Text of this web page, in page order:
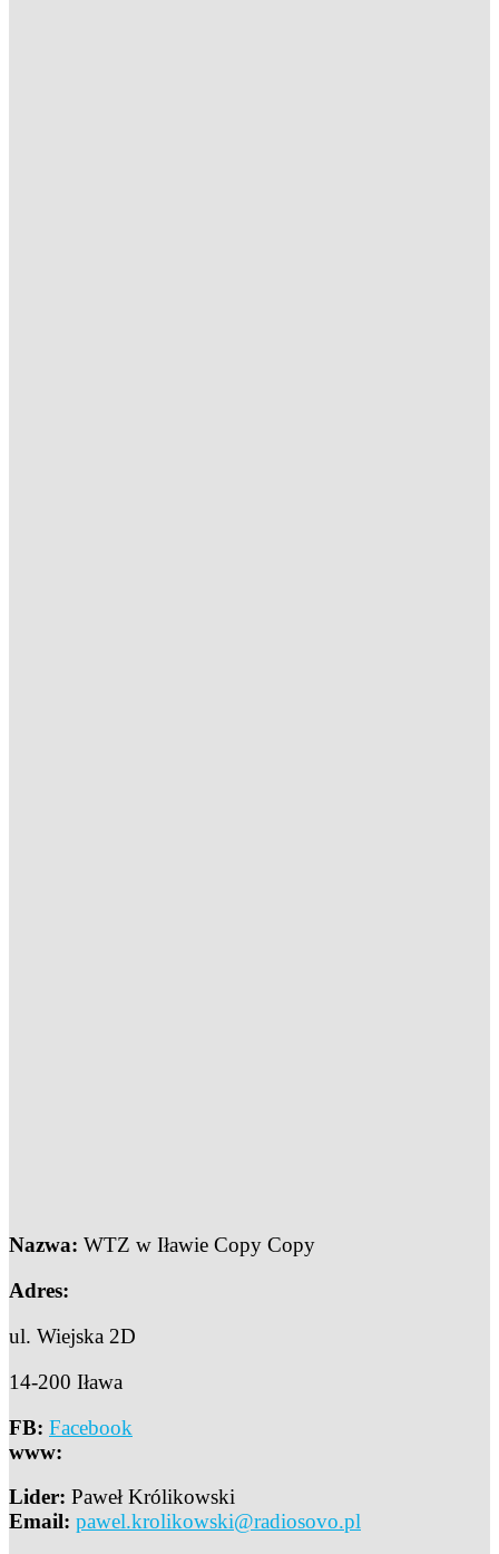
Nazwa: WTZ w Iławie Copy Copy
Adres:
ul. Wiejska 2D
14-200 Iława
FB: Facebook
www:
Lider: Paweł Królikowski
Email: pawel.krolikowski@radiosovo.pl